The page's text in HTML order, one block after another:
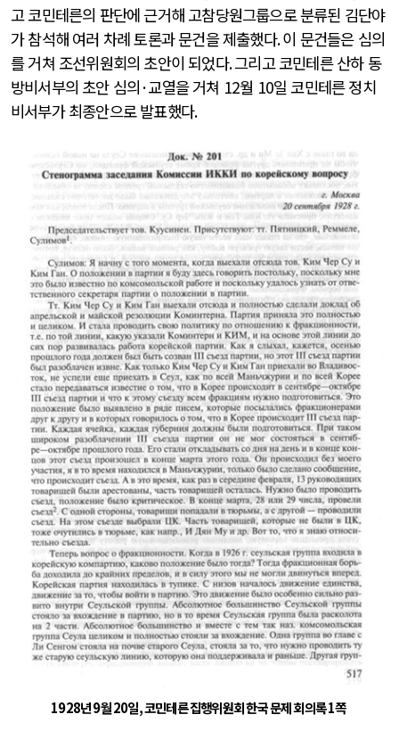
고 코민테른의 판단에 근거해 고참당원그룹으로 분류된 김단야
가 참석해 여러 차례 토론과 문건을 제출했다.이 문건들은 심의
를 거쳐 조선위원회의 초안이 되었다.그리고 코민테른 산하 동
방비서부의 초안 심의 ·교열을 거쳐 12월 10일 코민테른 정치
비서부가 최종안으로 발표했다.
1928년9월20일,코민테른 집행위원회 한국 문제 회의록1쪽